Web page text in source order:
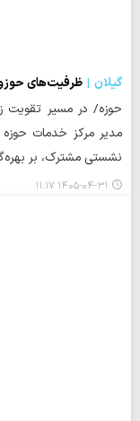
گیلان
ظرفیت‌های
حوزه/ در مسیر تقویت
مدیر مرکز خدمات حوزه‌
نشستی مشترک، بر
۱۴۰۵-۰۴-۳۱ ۱۱:۱۷